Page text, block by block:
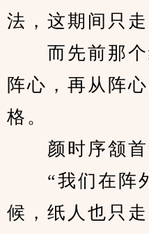
法，这期间只走
而先前那个
阵心，再从阵
格。
颜时序颔首
“我们在阵外
候，纸人也只